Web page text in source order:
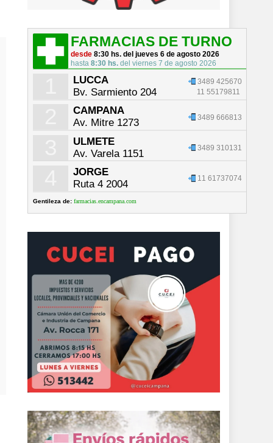
FARMACIAS DE TURNO
desde 8:30 hs. del jueves 6 de agosto 2026
hasta 8:30 hs.del viernes 7 de agosto 2026
LUCCA
Bv. Sarmiento 204
3489 425670
11 55179811
CAMPANA
Av. Mitre 1273
3489 666813
ULMETE
Av. Varela 1151
3489 310131
JORGE
Ruta 4 2004
11 61737074
Gentileza de: farmacias.encampana.com